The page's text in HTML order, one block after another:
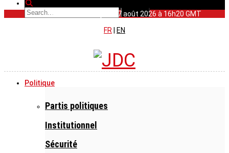
Dernière Mise à jour : 7 août 2026 à 16h20 GMT
FR
EN
Politique
Partis politiques
Institutionnel
Sécurité